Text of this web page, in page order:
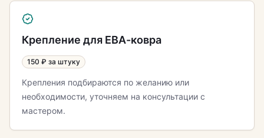
Крепление для ЕВА-ковра
150 ₽ за штуку
Крепления подбираются по желанию или
необходимости, уточняем на консультации с
мастером.